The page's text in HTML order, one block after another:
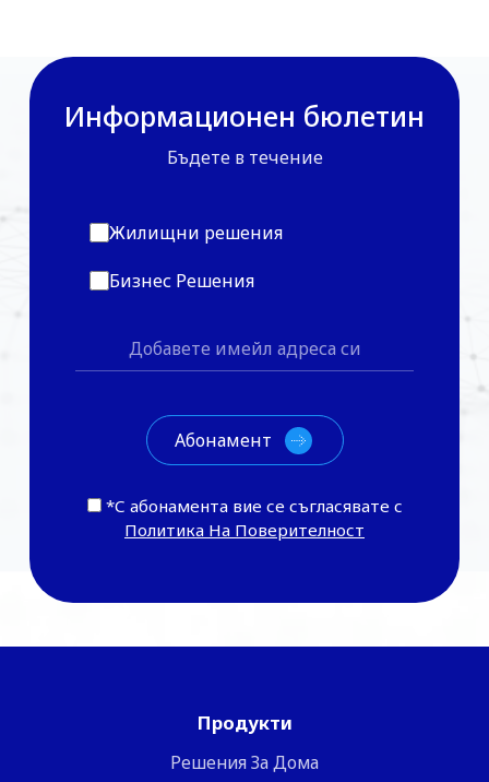
Информационен бюлетин
Бъдете в течение
Жилищни решения
Бизнес Решения
*С абонамента вие се съгласявате с
Политика На Поверителност
Продукти
Решения За Дома